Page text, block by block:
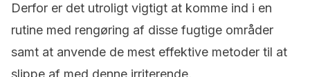
Derfor er det utroligt vigtigt at komme ind i en
rutine med rengøring af disse fugtige områder
samt at anvende de mest effektive metoder til at
slippe af med denne irriterende,